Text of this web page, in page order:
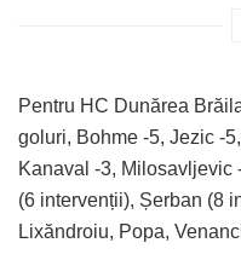
Pentru HC Dunărea
goluri, Bohme -5, Jezic -
Kanaval -3, Milosavljevic
(6 intervenții), Șerban (8
Lixăndroiu, Popa,